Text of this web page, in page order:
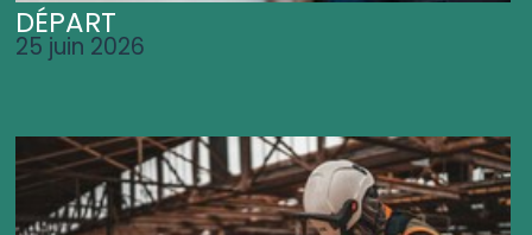
DÉPART
25 juin 2026